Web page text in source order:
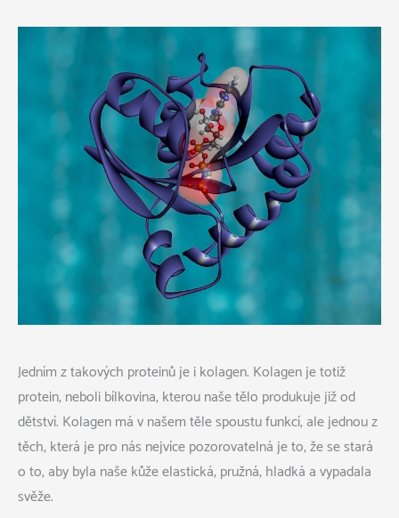
Jedním z takových proteinů je i kolagen. Kolagen je totiž
protein, neboli bílkovina, kterou naše tělo produkuje již od
dětství. Kolagen má v našem těle spoustu funkcí, ale jednou z
těch, která je pro nás nejvíce pozorovatelná je to, že se stará
o to, aby byla naše kůže elastická, pružná, hladká a vypadala
svěže.